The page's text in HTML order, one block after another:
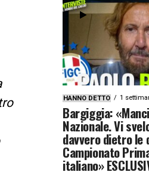
HANNO DETTO 1
Bargiggia:
Nazionale. Vi
davvero dietro le
Campionato
italiano»